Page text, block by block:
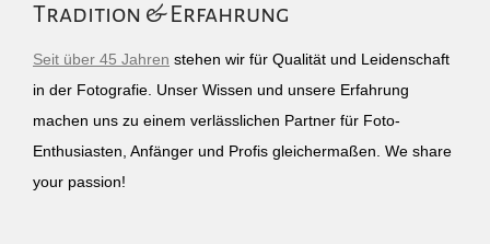
Tradition & Erfahrung
Seit über 45 Jahren stehen wir für Qualität und Leidenschaft
in der Fotografie. Unser Wissen und unsere Erfahrung
machen uns zu einem verlässlichen Partner für Foto-
Enthusiasten, Anfänger und Profis gleichermaßen. We share
your passion!